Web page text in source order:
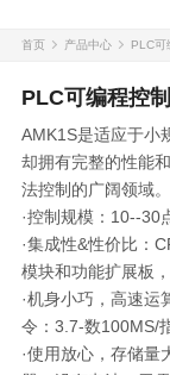
首页 产品中心 PLC可
PLC可编程控
AMK1S是适应于小
却拥有完整的性能
法控制的广阔领域。
·控制规模：10--30
·集成性&性价比：
模块和功能扩展板
·机身小巧，高速
令：3.7-数100MS/
·使用放心，存储量